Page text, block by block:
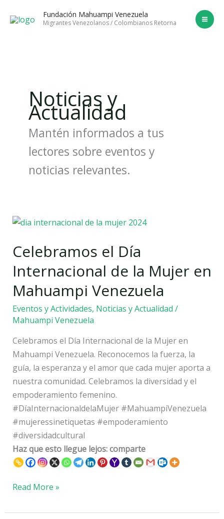
Fundación Mahuampi Venezuela
Migrantes Venezolanos / Colombianos Retorna
Noticias y
Actualidad
Mantén informados a tus
lectores sobre eventos y
noticias relevantes.
Celebramos el Día
Internacional de la Mujer en
Mahuampi Venezuela
Eventos y Actividades, Noticias y Actualidad /
Mahuampi Venezuela
Celebramos el Día Internacional de la Mujer en
Mahuampi Venezuela. Reconocemos la fuerza, la
guía, la esperanza y el amor que cada mujer aporta a
nuestra comunidad. Celebramos la diversidad y el
empoderamiento femenino.
#DíaInternacionaldelaMujer #MahuampiVenezuela
#mujeressinetiquetas #empoderamiento
#diversidadcultural
Haz que esto llegue lejos: comparte
Celebramos
Día
de
la
en
Venezuela
Read More »